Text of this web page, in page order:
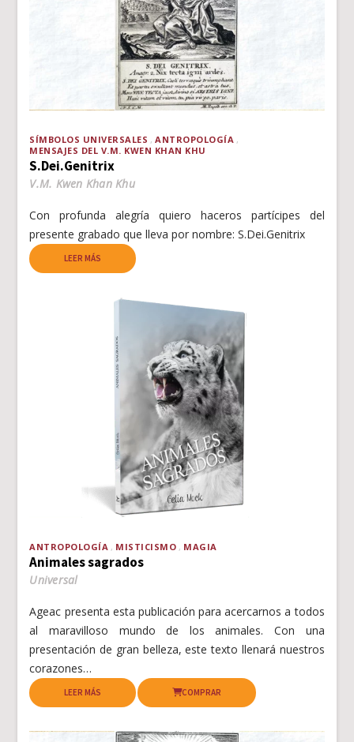
SÍMBOLOS UNIVERSALES
ANTROPOLOGÍA
MENSAJES DEL V.M. KWEN KHAN KHU
S.Dei.Genitrix
V.M. Kwen Khan Khu
Con profunda alegría quiero haceros partícipes del
presente grabado que lleva por nombre: S.Dei.Genitrix
LEER MÁS
ANTROPOLOGÍA MISTICISMO MAGIA
Animales sagrados
Universal
Ageac presenta esta publicación para acercarnos a todos
al maravilloso mundo de los animales. Con una
presentación de gran belleza, este texto llenará nuestros
corazones…
LEER MÁS COMPRAR